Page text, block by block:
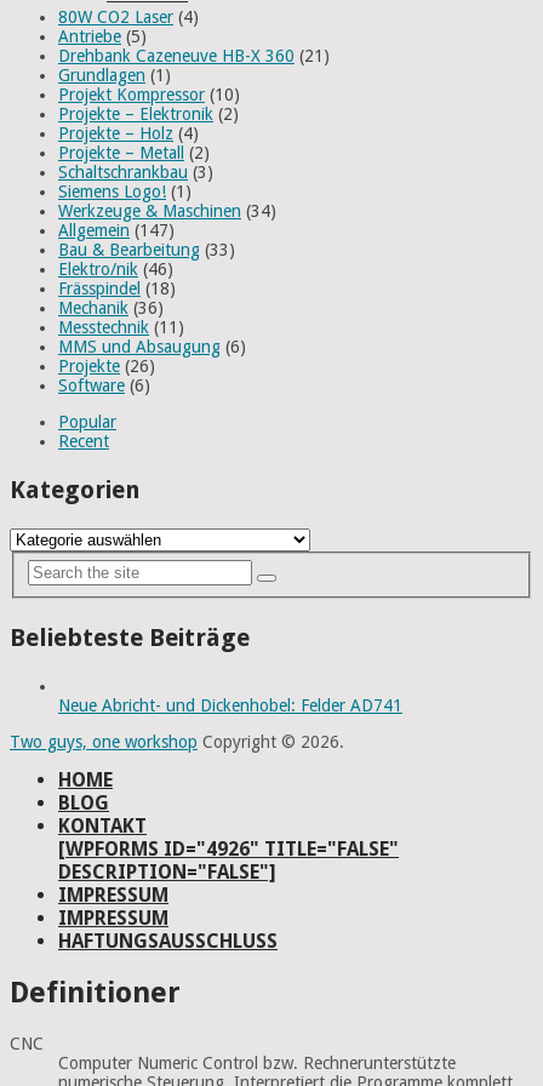
80W CO2 Laser (4)
Antriebe (5)
Drehbank Cazeneuve HB-X 360 (21)
Grundlagen (1)
Projekt Kompressor (10)
Projekte – Elektronik (2)
Projekte – Holz (4)
Projekte – Metall
(2)
Schaltschrankbau (3)
Siemens Logo! (1)
Werkzeuge & Maschinen (34)
Allgemein (147)
Bau & Bearbeitung (33)
Elektro/nik (46)
Frässpindel (18)
Mechanik (36)
Messtechnik (11)
MMS und Absaugung (6)
Projekte (26)
Software (6)
Popular
Recent
Kategorien
Kategorien
Beliebteste Beiträge
Neue Abricht- und Dickenhobel: Felder AD741
Two guys, one workshop Copyright © 2026.
HOME
BLOG
KONTAKT
[WPFORMS ID="4926" TITLE="FALSE"
DESCRIPTION="FALSE"]
IMPRESSUM
IMPRESSUM
HAFTUNGSAUSSCHLUSS
Definitioner
CNC
Computer Numeric Control bzw. Rechnerunterstützte